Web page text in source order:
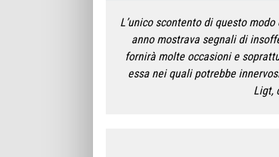
L’unico scontento di questo
anno mostrava segnali di
fornirà molte occasioni e
essa nei quali potrebbe
Ligt,